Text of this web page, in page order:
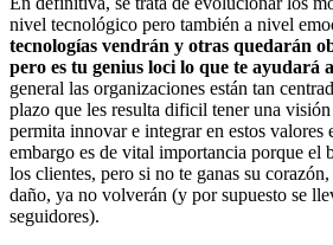
nivel tecnológico pero también a nivel
tecnologías vendrán y otras quedarán
pero es tu genius loci lo que te ayudará
general las organizaciones están tan
plazo que les resulta dificil tener una
permita innovar e integrar en estos valores
embargo es de vital importancia porque el
los clientes, pero si no te ganas su
daño, ya no volverán (y por supuesto se
seguidores).